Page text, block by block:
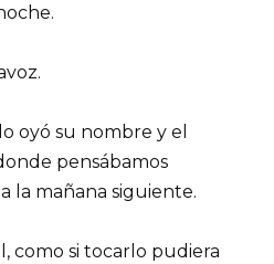
oyó su nombre y el
pensábamos
la mañana siguiente.
como si tocarlo pudiera